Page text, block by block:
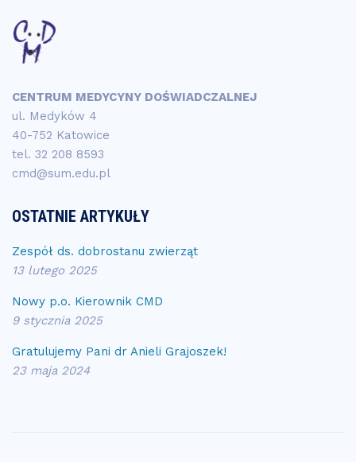
CENTRUM MEDYCYNY DOŚWIADCZALNEJ
ul. Medyków 4
40-752 Katowice
tel. 32 208 8593
cmd@sum.edu.pl
OSTATNIE ARTYKUŁY
Zespół ds. dobrostanu zwierząt
13 lutego 2025
Nowy p.o. Kierownik CMD
9 stycznia 2025
Gratulujemy Pani dr Anieli Grajoszek!
23 maja 2024